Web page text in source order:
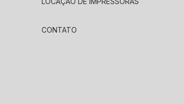
CONTATO